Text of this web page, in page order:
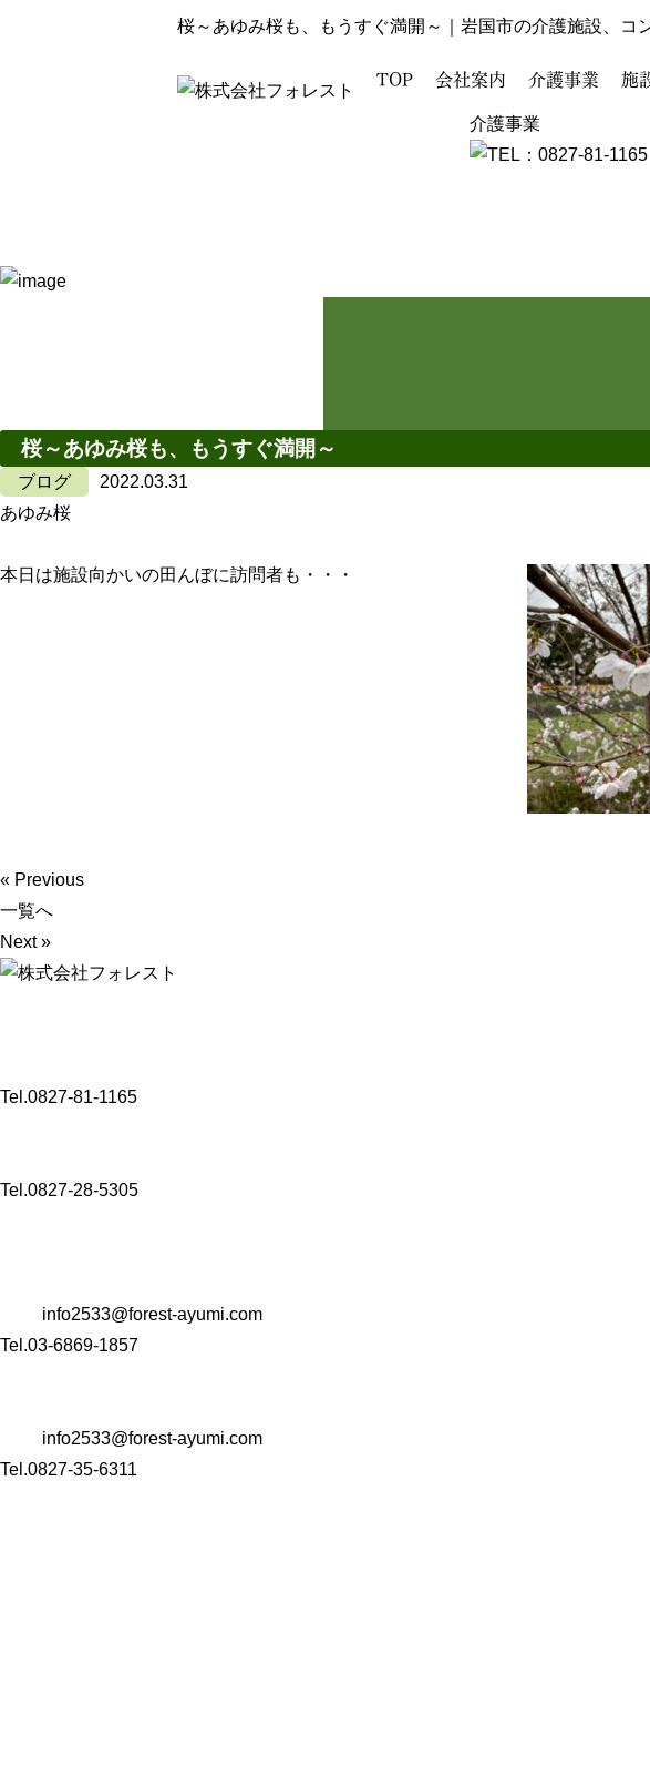
桜～あゆみ桜も、もうすぐ満開～｜岩国市の介護施設、コ
TOP 会社案内 介護事業 施
介護事業
桜～あゆみ桜も、もうすぐ満開～
ブログ
2022.03.31
あゆみ桜
本日は施設向かいの田んぼに訪問者も・・・
« Previous
一覧へ
Next »
Tel.0827-81-1165
Tel.0827-28-5305
info2533@forest-ayumi.com
Tel.03-6869-1857
info2533@forest-ayumi.com
Tel.0827-35-6311